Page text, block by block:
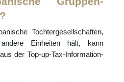
Tochtergesellschaften,
Einheiten hält, kann
der Top-up-Tax-Information-